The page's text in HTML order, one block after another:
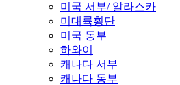
미국 서부/ 알라스카
미대륙횡단
미국 동부
하와이
캐나다 서부
캐나다 동부